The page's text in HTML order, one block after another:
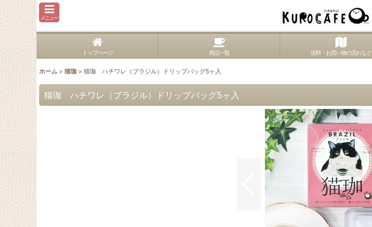
メニュー
トップページ 商品一覧 送料・お買い物の流れなど
ホーム > 猫珈 > 猫珈 ハチワレ（ブラジル）ドリップバッグ5ヶ入
猫珈 ハチワレ（ブラジル）ドリップバッグ5ヶ入